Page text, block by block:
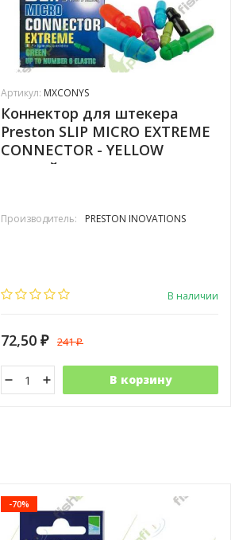
Артикул: MXCONYS
Коннектор для штекера
Preston SLIP MICRO EXTREME
CONNECTOR - YELLOW
желтый
Производитель: PRESTON INOVATIONS
В наличии
72,50 ₽ 241₽
В корзину
-70%